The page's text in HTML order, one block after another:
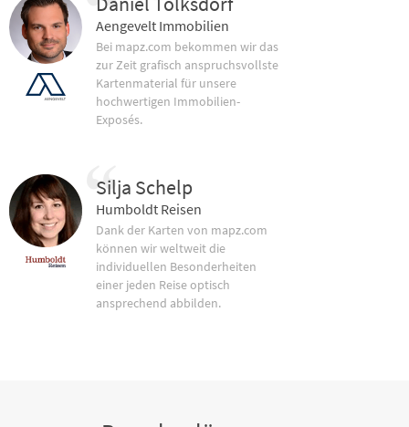
Aengevelt Immobilien
Bei mapz.com bekommen wir das
zur Zeit grafisch anspruchsvollste
Kartenmaterial für unsere
hochwertigen Immobilien-
Exposés.
Silja Schelp
Humboldt Reisen
Dank der Karten von mapz.com
können wir weltweit die
individuellen Besonderheiten
einer jeden Reise optisch
ansprechend abbilden.